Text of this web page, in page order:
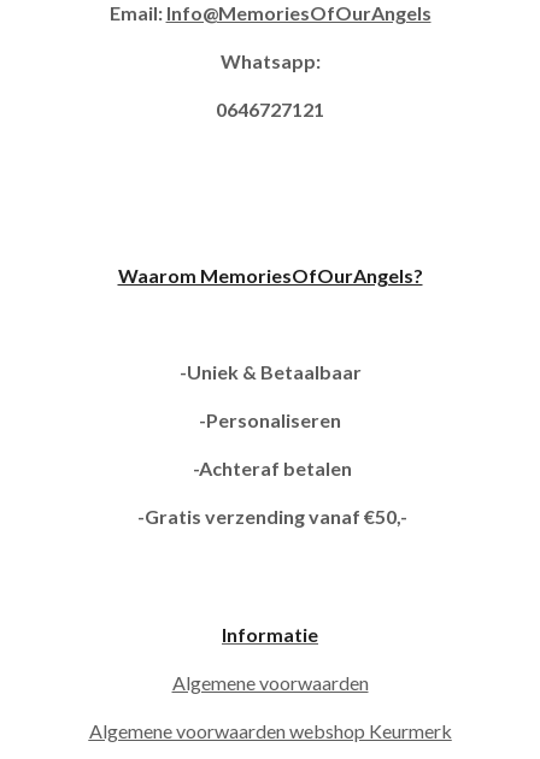
Email: Info@MemoriesOfOurAngels
Whatsapp:
0646727121
Waarom MemoriesOfOurAngels?
-Uniek & Betaalbaar
-Personaliseren
-Achteraf betalen
-Gratis verzending vanaf €50,-
Informatie
Algemene voorwaarden
Algemene voorwaarden webshop Keurmerk